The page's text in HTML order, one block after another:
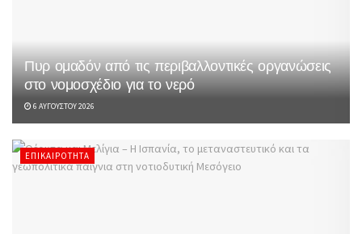
Πυρ ομαδόν από τις περιβαλλοντικές οργανώσεις
στο νομοσχέδιο για το νερό
6 ΑΥΓΟΎΣΤΟΥ 2026
ΕΠΙΚΑΙΡΌΤΗΤΑ